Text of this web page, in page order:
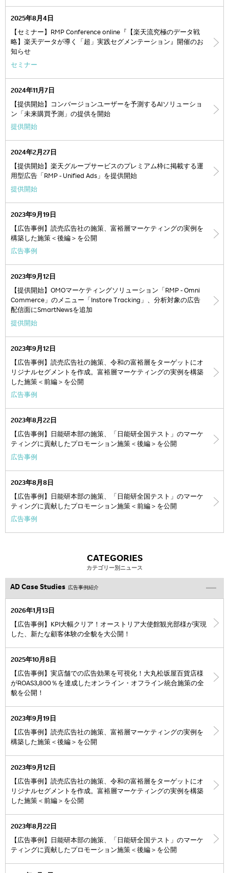
2025年8月4日
【セミナー】RMP Conference online『【楽天流究極のデータ戦
略】楽天データが導く「超」実践セグメンテーション』開催のお
知らせ
セミナー
2024年11月7日
【提供開始】コンバージョンユーザーを予測するAIソリューショ
ン「未来購買予測」の提供を開始
提供開始
2024年2月27日
【提供開始】楽天グループサービスのプレミアム枠に掲載する運
用型広告「RMP - Unified Ads」を提供開始
提供開始
2023年9月19日
【広告事例】読売広告社の施策、富裕層マーケティングの実例を
構築した施策＜後編＞を公開
広告事例
2023年9月12日
【提供開始】OMOマーケティングソリューション「RMP - Omni
Commerce」のメニュー「Instore Tracking」、分析対象の広告
配信面にSmartNewsを追加
提供開始
2023年9月12日
【広告事例】読売広告社の施策、令和の富裕層をターゲットにオ
リジナルセグメントを作成。富裕層マーケティングの実例を構築
した施策＜前編＞を公開
広告事例
2023年8月22日
【広告事例】日能研本部の施策、「日能研全国テスト」のマーケ
ティングに貢献したプロモーション施策＜後編＞を公開
広告事例
2023年8月8日
【広告事例】日能研本部の施策、「日能研全国テスト」のマーケ
ティングに貢献したプロモーション施策＜前編＞を公開
広告事例
CATEGORIES
カテゴリー別ニュース
AD Case Studies 広告事例紹介
2026年1月13日
【広告事例】KPI大幅クリア！オーストリア大使館観光部様が実現
した、新たな顧客体験の全貌を大公開！
2025年10月8日
【広告事例】実店舗での広告効果を可視化！大丸松坂屋百貨店様
がROAS3,800％を達成したオンライン・オフライン統合施策の全
貌を公開！
2023年9月19日
【広告事例】読売広告社の施策、富裕層マーケティングの実例を
構築した施策＜後編＞を公開
2023年9月12日
【広告事例】読売広告社の施策、令和の富裕層をターゲットにオ
リジナルセグメントを作成。富裕層マーケティングの実例を構築
した施策＜前編＞を公開
2023年8月22日
【広告事例】日能研本部の施策、「日能研全国テスト」のマーケ
ティングに貢献したプロモーション施策＜後編＞を公開